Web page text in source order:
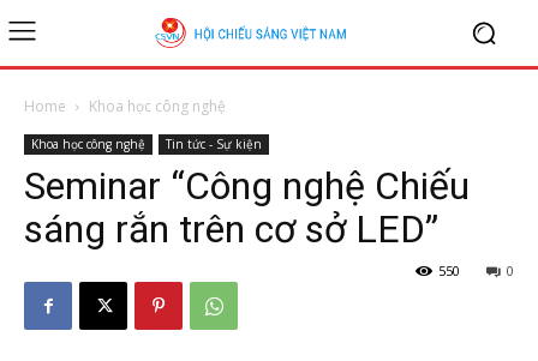
Home Khoa học công nghệ
Khoa học công nghệ Tin tức - Sự kiện
Seminar “Công nghệ Chiếu
sáng rắn trên cơ sở LED”
0
550